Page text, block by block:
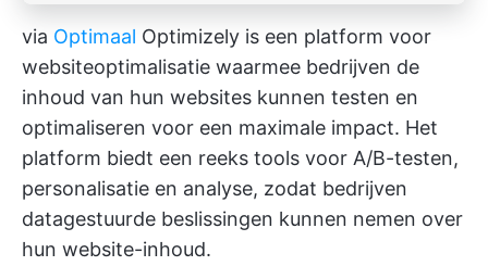
via Optimaal Optimizely is een platform voor
websiteoptimalisatie waarmee bedrijven de
inhoud van hun websites kunnen testen en
optimaliseren voor een maximale impact. Het
platform biedt een reeks tools voor A/B-testen,
personalisatie en analyse, zodat bedrijven
datagestuurde beslissingen kunnen nemen over
hun website-inhoud.